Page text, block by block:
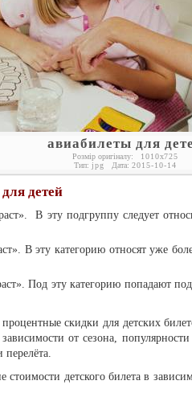
авиабилеты для
Розмір оригіналу: 1010x725
Тип: jpg Дата: 2015-10-14
детей
В эту подгруппу следует
В эту категорию относят уже
Под эту категорию попадают
скидки для детских
от сезона,
детского билета в